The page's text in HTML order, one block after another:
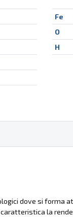
Fe
O
H
dove si forma
la